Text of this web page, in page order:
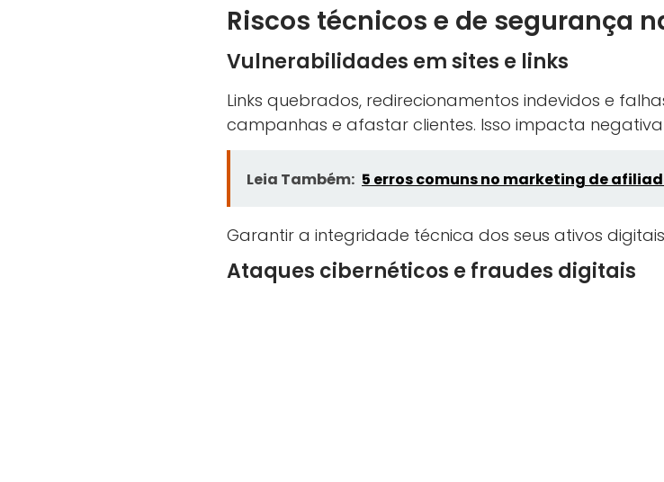
Riscos técnicos e de segurança
Vulnerabilidades em sites e links
Links quebrados, redirecionamentos indevidos e
campanhas e afastar clientes. Isso impacta
Leia Também: 5 erros comuns no marketing de
Garantir a integridade técnica dos seus ativos
Ataques cibernéticos e fraudes digitais